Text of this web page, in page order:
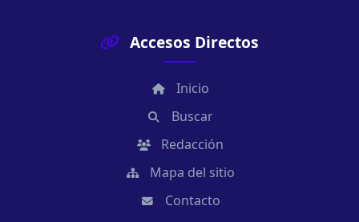
Accesos Directos
Inicio
Buscar
Redacción
Mapa del sitio
Contacto